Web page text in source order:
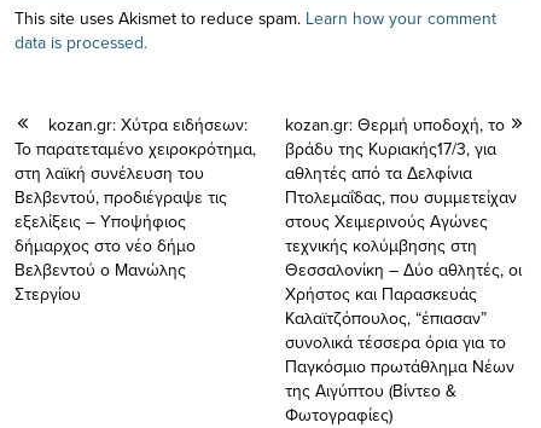
This site uses Akismet to reduce spam. Learn how your comment
data is processed.
kozan.gr: Χύτρα ειδήσεων:
Το παρατεταμένο χειροκρότημα,
στη λαϊκή συνέλευση του
Βελβεντού, προδιέγραψε τις
εξελίξεις – Υποψήφιος
δήμαρχος στο νέο δήμο
Βελβεντού ο Μανώλης
Στεργίου
kozan.gr: Θερμή υποδοχή, το
βράδυ της Κυριακής17/3, για
αθλητές από τα Δελφίνια
Πτολεμαΐδας, που συμμετείχαν
στους Χειμερινούς Αγώνες
τεχνικής κολύμβησης στη
Θεσσαλονίκη – Δύο αθλητές, οι
Χρήστος και Παρασκευάς
Καλαϊτζόπουλος, “έπιασαν”
συνολικά τέσσερα όρια για το
Παγκόσμιο πρωτάθλημα Νέων
της Αιγύπτου (Βίντεο &
Φωτογραφίες)